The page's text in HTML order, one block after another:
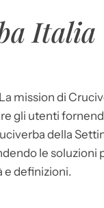
Italia
mission di
gli utenti
della
le soluzioni
e definizioni.